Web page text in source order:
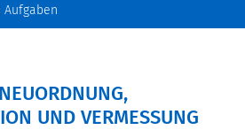
Aufgaben
UND VERMESSUNG